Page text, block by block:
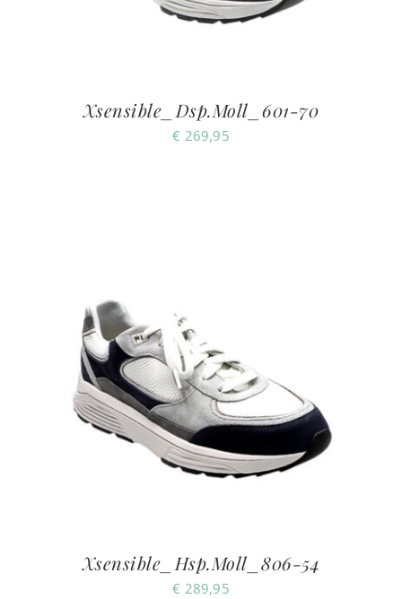
Xsensible_Dsp.Moll_601-70
€ 269,95
Xsensible_Hsp.Moll_806-54
€ 289,95